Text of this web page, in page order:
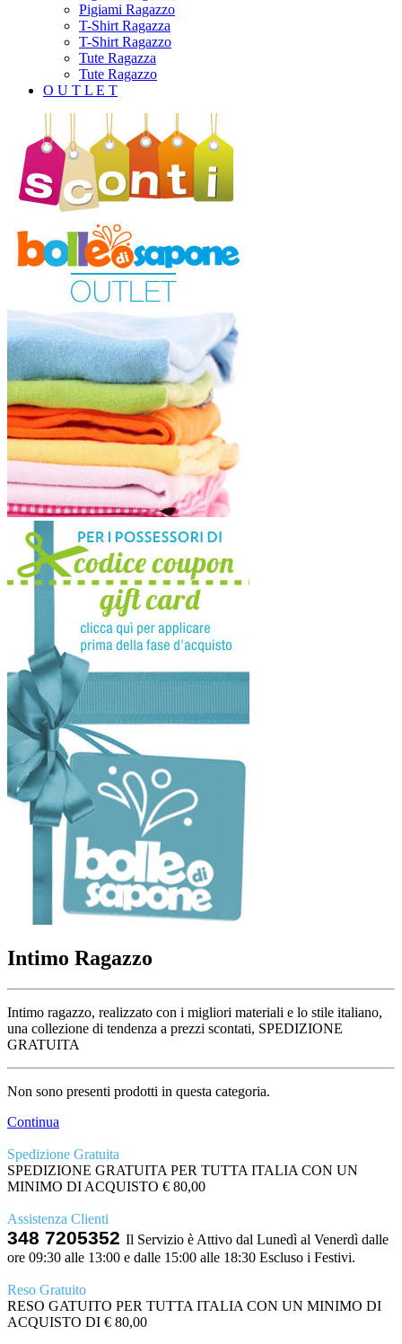
Pigiami Ragazzo
T-Shirt Ragazza
T-Shirt Ragazzo
Tute Ragazza
Tute Ragazzo
O U T L E T
Intimo Ragazzo
Intimo ragazzo, realizzato con i migliori materiali e lo stile italiano,
una collezione di tendenza a prezzi scontati, SPEDIZIONE
GRATUITA
Non sono presenti prodotti in questa categoria.
Continua
Spedizione Gratuita
SPEDIZIONE GRATUITA PER TUTTA ITALIA CON UN
MINIMO DI ACQUISTO € 80,00
Assistenza Clienti
348 7205352 Il Servizio è Attivo dal Lunedì al Venerdì dalle
ore 09:30 alle 13:00 e dalle 15:00 alle 18:30 Escluso i Festivi.
Reso Gratuito
RESO GATUITO PER TUTTA ITALIA CON UN MINIMO DI
ACQUISTO DI € 80,00